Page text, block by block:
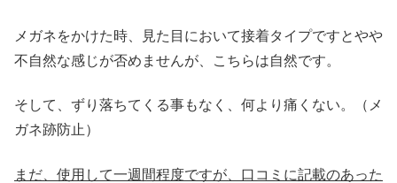
メガネをかけた時、見た目において接着タイプですとやや
不自然な感じが否めませんが、こちらは自然です。
そして、ずり落ちてくる事もなく、何より痛くない。（メ
ガネ跡防止）
まだ、使用して一週間程度ですが、口コミに記載のあった